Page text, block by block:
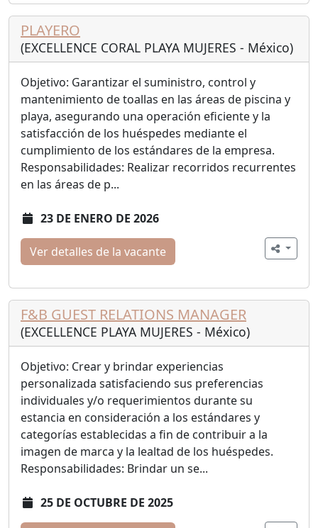
PLAYERO
(EXCELLENCE CORAL PLAYA MUJERES - México)
Objetivo: Garantizar el suministro, control y
mantenimiento de toallas en las áreas de piscina y
playa, asegurando una operación eficiente y la
satisfacción de los huéspedes mediante el
cumplimiento de los estándares de la empresa.
Responsabilidades: Realizar recorridos recurrentes
en las áreas de p...
23 DE ENERO DE 2026
Ver detalles de la vacante
F&B GUEST RELATIONS MANAGER
(EXCELLENCE PLAYA MUJERES - México)
Objetivo: Crear y brindar experiencias
personalizada satisfaciendo sus preferencias
individuales y/o requerimientos durante su
estancia en consideración a los estándares y
categorías establecidas a fin de contribuir a la
imagen de marca y la lealtad de los huéspedes.
Responsabilidades: Brindar un se...
25 DE OCTUBRE DE 2025